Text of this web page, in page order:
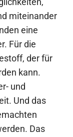
miteinander
eine
Für die
der für
kann.
und
Und das
Das